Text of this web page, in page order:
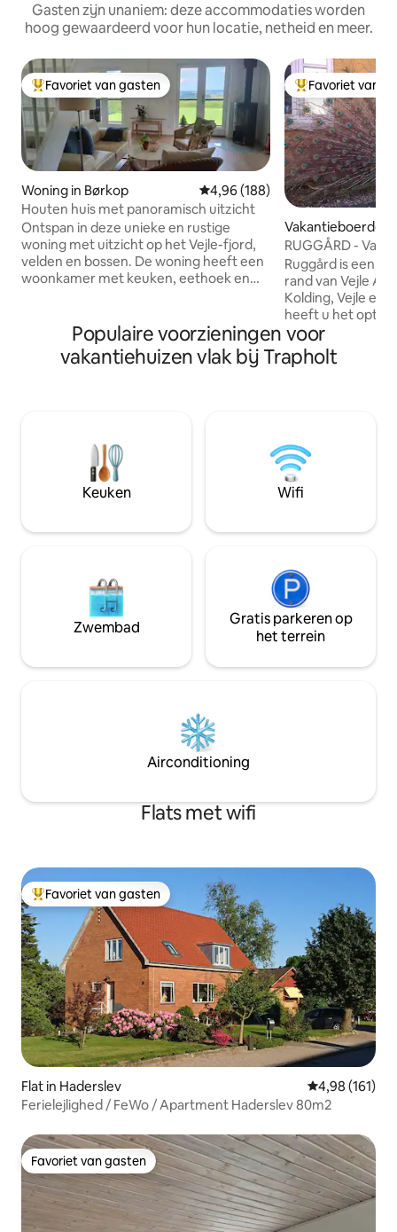
Gasten zijn unaniem: deze accommodaties worden
hoog gewaardeerd voor hun locatie, netheid en meer.
Topfavoriet van gasten
Favoriet van gasten
Woning in Børkop Gemiddelde beoordeling van
4,96 (188)
Houten huis met panoramisch uitzicht
Ontspan in deze unieke en rustige
woning met uitzicht op het Vejle-fjord,
velden en bossen. De woning heeft een
woonkamer met keuken, eethoek en
verhoogde bedden (tweepersoonsbed)
en een eenpersoonsbed. Houd er
rekening mee dat de trap naar de 1e
houtkachel voorzien van vrij
beschikbaar brandhout. Zowel
beddengoed als handdoeken zijn
inbegrepen.
Topfavoriet van
Favoriet van
RUGGÅRD -
Ruggård is een
rand van Vejle
Kolding, Vejle en
heeft u het
tochten in de
Het gebied biedt
en ruiterroutes.
buitenleven en
de woning
en ervaar de
begroet de
Populaire voorzieningen voor
vakantiehuizen vlak bij Trapholt
Keuken Wifi
Zwembad
Gratis parkeren op
het terrein
Airconditioning
Flats met wifi
Topfavoriet van gasten
Favoriet van gasten
Flat in Haderslev Gemiddelde
4,98 (161)
Ferielejlighed / FeWo / Apartment Haderslev 80m2
Favoriet van gasten
Favoriet van gasten